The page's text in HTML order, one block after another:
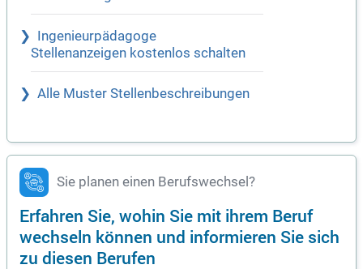
Ingenieurpädagoge
Stellenanzeigen kostenlos schalten
Alle Muster Stellenbeschreibungen
Sie planen einen Berufswechsel?
Erfahren Sie, wohin Sie mit ihrem Beruf
wechseln können und informieren Sie sich
zu diesen Berufen